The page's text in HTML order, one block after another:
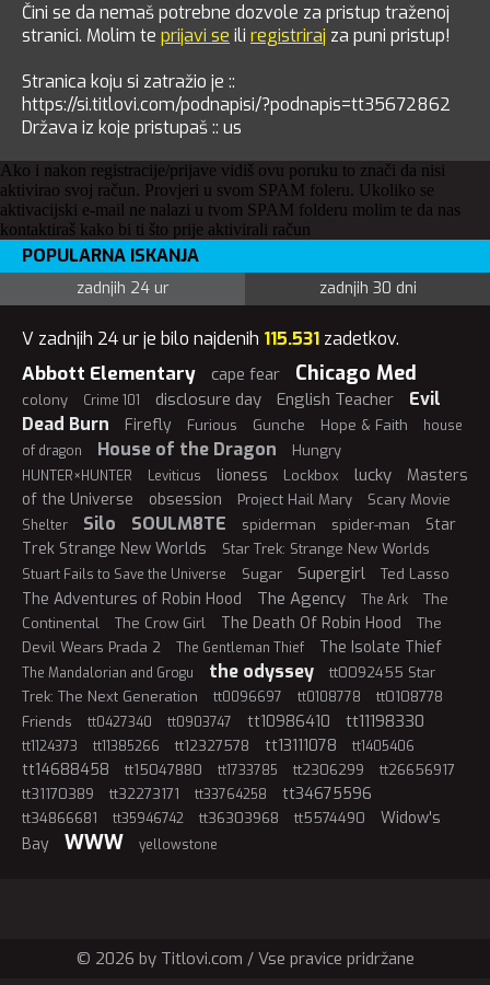
Čini se da nemaš potrebne dozvole za pristup traženoj
stranici. Molim te prijavi se ili registriraj za puni pristup!
Stranica koju si zatražio je ::
https://si.titlovi.com/podnapisi/?podnapis=tt35672862
Država iz koje pristupaš :: us
Ako i nakon registracije/prijave vidiš ovu poruku to znači da nisi
aktivirao svoj račun. Provjeri u svom SPAM foleru. Ukoliko se
aktivacijski e-mail ne nalazi u tvom SPAM folderu molim te da nas
kontaktiraš kako bi ti što prije aktivirali račun
POPULARNA ISKANJA
zadnjih 24 ur zadnjih 30 dni
V zadnjih 24 ur je bilo najdenih 115.531 zadetkov.
Abbott Elementary cape fear Chicago Med
colony Crime 101 disclosure day English Teacher
Evil
Dead Burn
Firefly Furious Gunche Hope & Faith
house
of dragon
House of the Dragon Hungry
HUNTER×HUNTER Leviticus lioness Lockbox lucky
Masters
of the Universe
obsession Project Hail Mary Scary Movie
Shelter Silo SOULM8TE spiderman spider-man
Star
Trek Strange New Worlds
Star Trek: Strange New Worlds
Stuart Fails to Save the Universe Sugar Supergirl Ted Lasso
The Adventures of Robin Hood The Agency The Ark
The
Continental
The Crow Girl The Death Of Robin Hood
The
Devil Wears Prada 2
The Gentleman Thief The Isolate Thief
The Mandalorian and Grogu the odyssey
tt0092455 Star
Trek: The Next Generation
tt0096697 tt0108778
tt0108778
Friends
tt0427340 tt0903747 tt10986410 tt11198330
tt1124373 tt11385266 tt12327578 tt13111078 tt1405406
tt14688458 tt15047880 tt1733785 tt2306299
tt26656917
tt31170389
tt32273171 tt33764258 tt34675596
tt34866681 tt35946742 tt36303968 tt5574490
Widow's
Bay
WWW yellowstone
© 2026 by Titlovi.com / Vse pravice pridržane